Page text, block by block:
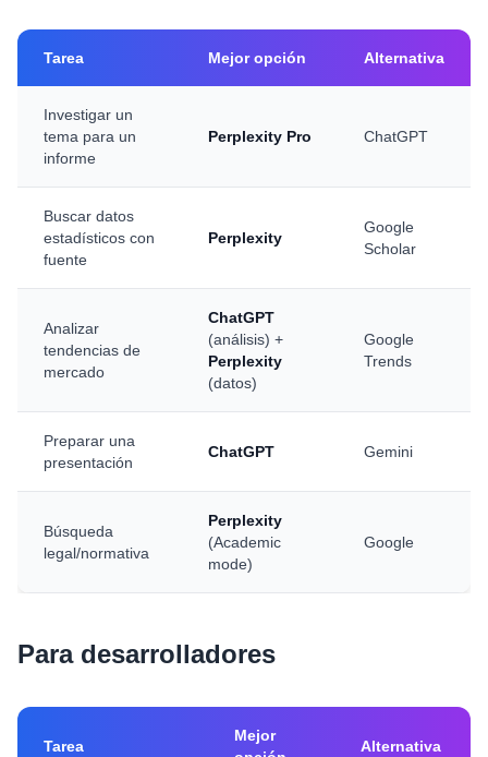
Tarea Mejor opción Alternativa
Investigar un
tema para un
informe
Perplexity Pro ChatGPT
Buscar datos
estadísticos con
fuente
Perplexity
Google
Scholar
Analizar
tendencias de
mercado
ChatGPT
(análisis) +
Perplexity
(datos)
Google
Trends
Preparar una
presentación
ChatGPT Gemini
Búsqueda
legal/normativa
Perplexity
(Academic
mode)
Google
Para desarrolladores
Tarea
Mejor
Alternativa